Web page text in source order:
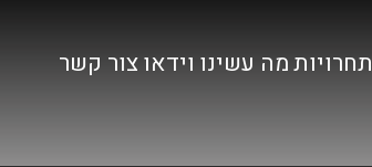
תחרויותמה עשינו וידאוצור קשר